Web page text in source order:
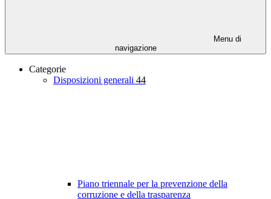
Menu di
navigazione
Categorie
Disposizioni generali 44
Piano triennale per la prevenzione della
corruzione e della trasparenza